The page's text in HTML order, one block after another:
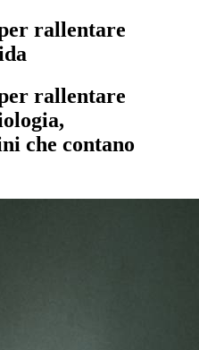
rallentare
rallentare
che contano